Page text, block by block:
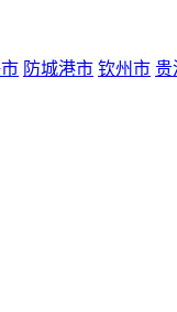
防城港市 钦州市 贵